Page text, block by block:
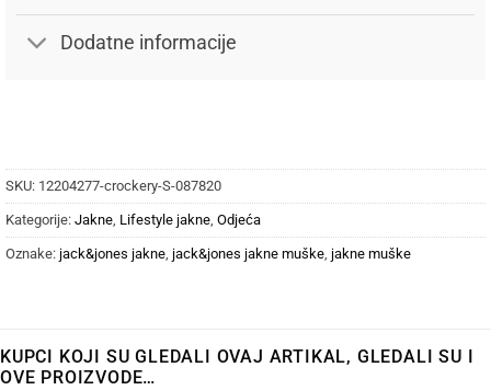
Dodatne informacije
SKU: 12204277-crockery-S-087820
Kategorije: Jakne Lifestyle jakne Odjeća
Oznake: jack&jones jakne jack&jones jakne muške jakne muške
KUPCI KOJI SU GLEDALI OVAJ ARTIKAL, GLEDALI SU I
OVE PROIZVODE…